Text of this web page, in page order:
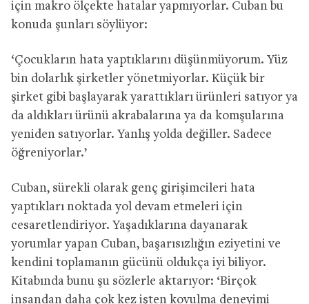
için makro ölçekte hatalar yapmıyorlar. Cuban bu
konuda şunları söylüyor:
‘Çocukların hata yaptıklarını düşünmüyorum. Yüz
bin dolarlık şirketler yönetmiyorlar. Küçük bir
şirket gibi başlayarak yarattıkları ürünleri satıyor ya
da aldıkları ürünü akrabalarına ya da komşularına
yeniden satıyorlar. Yanlış yolda değiller. Sadece
öğreniyorlar.’
Cuban, sürekli olarak genç girişimcileri hata
yaptıkları noktada yol devam etmeleri için
cesaretlendiriyor. Yaşadıklarına dayanarak
yorumlar yapan Cuban, başarısızlığın eziyetini ve
kendini toplamanın gücünü oldukça iyi biliyor.
Kitabında bunu şu sözlerle aktarıyor: ‘Birçok
insandan daha çok kez işten kovulma deneyimi